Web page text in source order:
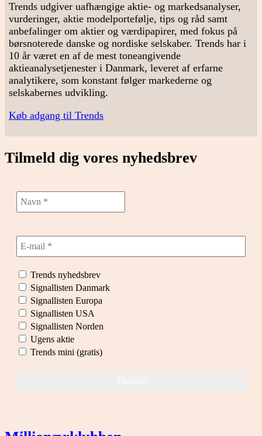
Trends udgiver uafhængige aktie- og markedsanalyser,
vurderinger, aktie modelportefølje, tips og råd samt
anbefalinger om aktier og værdipapirer, med fokus på
børsnoterede danske og nordiske selskaber. Trends har i
10 år været en af de mest toneangivende
aktieanalysetjenester i Danmark, leveret af erfarne
analytikere, som konstant følger markederne og
selskabernes udvikling.
Køb adgang til Trends
Tilmeld dig vores nyhedsbrev
Trends nyhedsbrev
Signallisten Danmark
Signallisten Europa
Signallisten USA
Signallisten Norden
Ugens aktie
Trends mini (gratis)